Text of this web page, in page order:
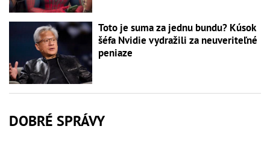
Toto je suma za jednu bundu? Kúsok
šéfa Nvidie vydražili za neuveriteľné
peniaze
DOBRÉ SPRÁVY